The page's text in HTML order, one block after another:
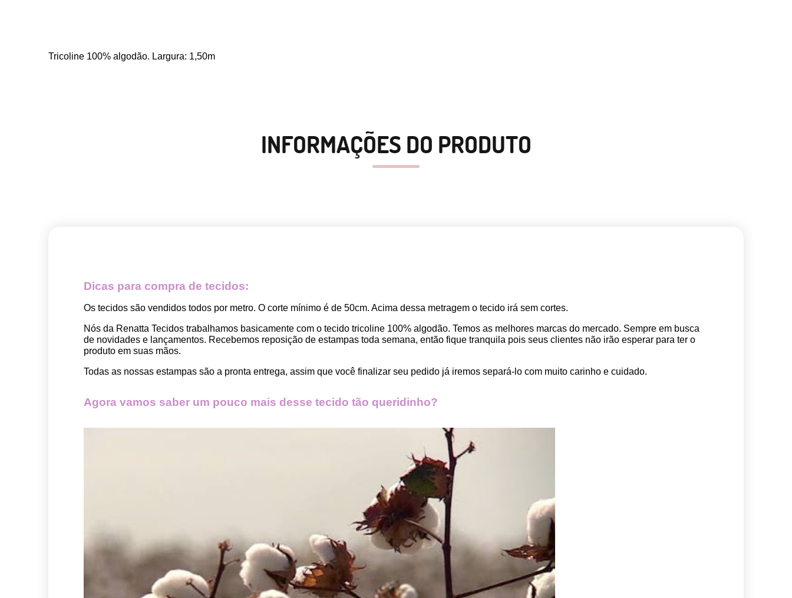
Tricoline 100% algodão. Largura: 1,50m
INFORMAÇÕES DO PRODUTO
Dicas para compra de tecidos:
Os tecidos são vendidos todos por metro. O corte mínimo é de 50cm. Acima dessa metragem o tecido irá sem cortes.
Nós da Renatta Tecidos trabalhamos basicamente com o tecido tricoline 100% algodão. Temos as melhores marcas do mercado. Sempre em busca
de novidades e lançamentos. Recebemos reposição de estampas toda semana, então fique tranquila pois seus clientes não irão esperar para ter o
produto em suas mãos.
Todas as nossas estampas são a pronta entrega, assim que você finalizar seu pedido já iremos separá-lo com muito carinho e cuidado.
Agora vamos saber um pouco mais desse tecido tão queridinho?